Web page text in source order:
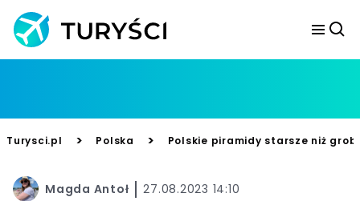
Turysci.pl > Polska > Polskie piramidy starsze niż
Magda Antoł 27.08.2023 14:10